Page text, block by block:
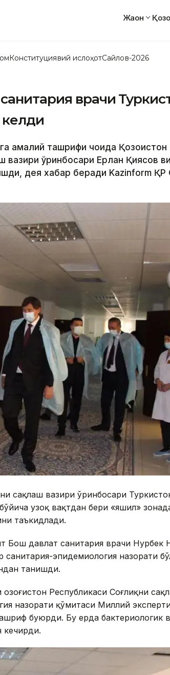
Жаҳон
Конституциявий ислоҳотСайлов-2026
врачи
амалий ташрифи чоғида
вазири ўринбосари Ерлан Қиясов
дея хабар беради Kazinform ҚР
сақлаш вазири ўринбосари
узоқ вақтдан бери «яшил»
таъкидлади.
Бош давлат санитария врачи Нурбек
санитария-эпидемиология назорати
танишди.
Республикаси Соғлиқни
назорати қўмитаси Миллий
буюрди. Бу ерда бактериологик
кечирди.